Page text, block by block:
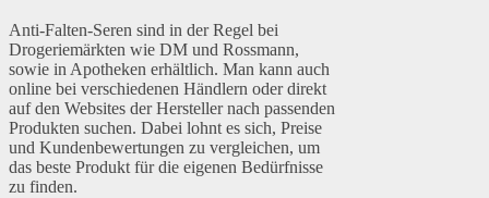
Anti-Falten-Seren sind in der Regel bei
Drogeriemärkten wie DM und Rossmann,
sowie in Apotheken erhältlich. Man kann auch
online bei verschiedenen Händlern oder direkt
auf den Websites der Hersteller nach passenden
Produkten suchen. Dabei lohnt es sich, Preise
und Kundenbewertungen zu vergleichen, um
das beste Produkt für die eigenen Bedürfnisse
zu finden.